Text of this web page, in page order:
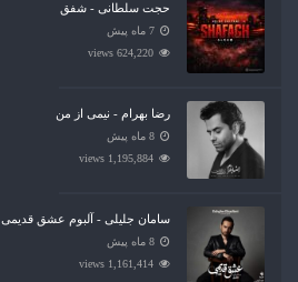
حجت سلطانی - شفق
7 ماه پیش
624,220 views
رضا بهرام - نیمی از من
8 ماه پیش
1,195,884 views
سامان جلیلی - آلبوم عشق قدیمی
8 ماه پیش
1,161,414 views